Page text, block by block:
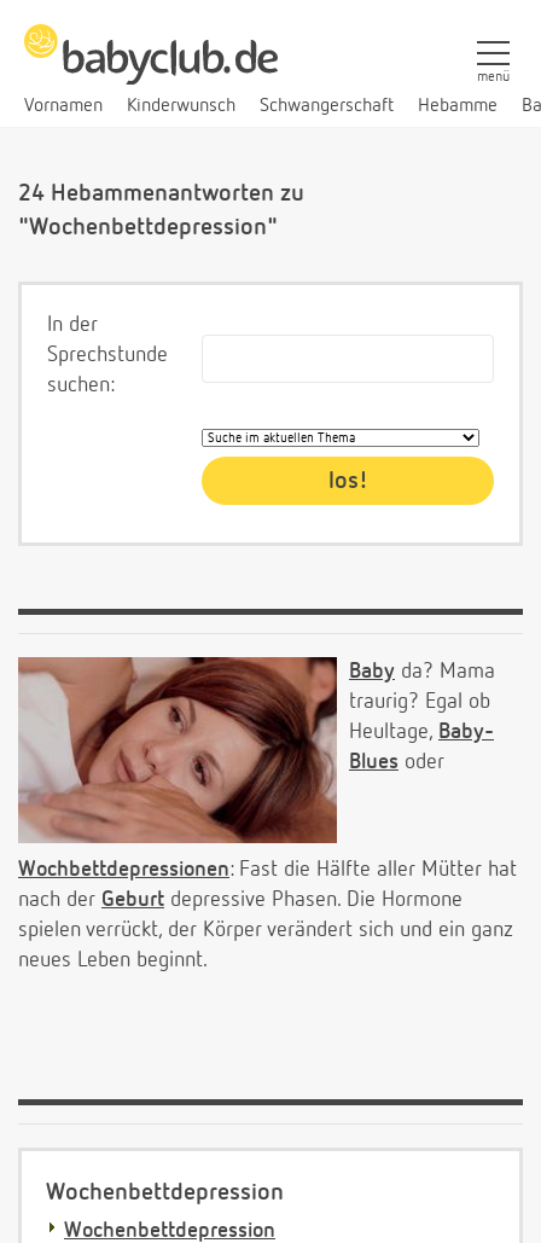
Vornamen Kinderwunsch Schwangerschaft Hebamme
menü
24 Hebammenantworten zu
"Wochenbettdepression"
In der
Sprechstunde
suchen:
Baby da? Mama
traurig? Egal ob
Heultage, Baby-
Blues oder
Wochbettdepressionen: Fast die Hälfte aller Mütter hat
nach der Geburt depressive Phasen. Die Hormone
spielen verrückt, der Körper verändert sich und ein ganz
neues Leben beginnt.
Wochenbettdepression
Wochenbettdepression